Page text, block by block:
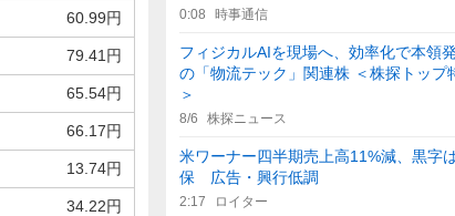
60.99円
79.41円
65.54円
66.17円
13.74円
34.22円
0:08 時事通信
フィジカルAIを現場へ、効率化で本領
の「物流テック」関連株 ＜株探トップ
＞
8/6 株探ニュース
米ワーナー四半期売上高11%減、黒字
保 広告・興行低調
2:17 ロイター